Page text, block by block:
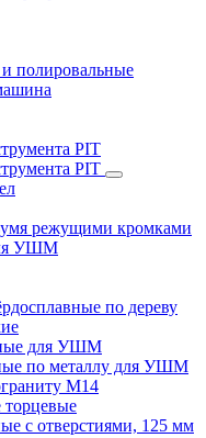
полировальные
PIT
PIT
режущими кромками
УШМ
по дереву
для УШМ
по металлу для УШМ
M14
торцевые
с отверстиями, 125 мм